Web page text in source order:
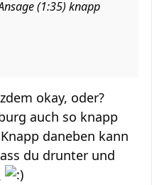
(1:35) knapp
okay, oder?
auch so knapp
daneben kann
du drunter und